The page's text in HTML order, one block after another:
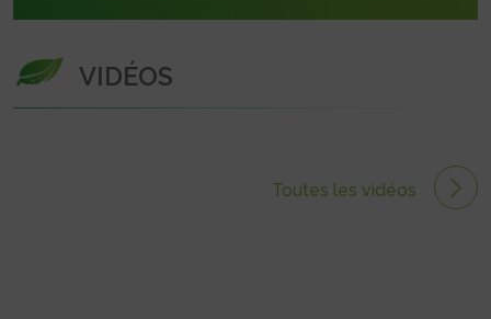
VIDÉOS
Toutes les vidéos